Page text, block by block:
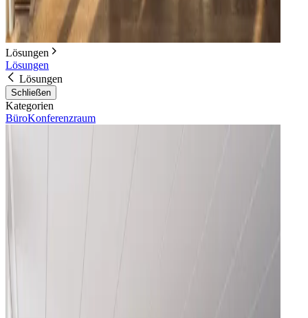
Lösungen
Lösungen
Lösungen
Schließen
Kategorien
BüroKonferenzraum